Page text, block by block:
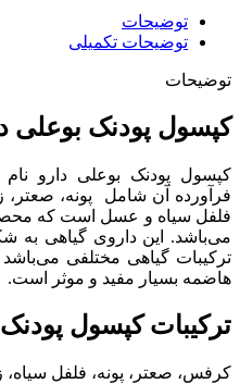
توضیحات
توضیحات تکمیلی
توضیحات
کپسول پودنک بوعلی
کپسول پودنک بوعلی دارو
فرآورده آن شامل پونه، صعتر،
فلفل سیاه و عسل است که
می‌باشد. این داروی گیاهی به
ترکیبات گیاهی مختلفی
هاضمه بسیار مفید و موثر است.
ترکیبات کپسول
کرفس، صعتر، پونه، فلفل سیاه،